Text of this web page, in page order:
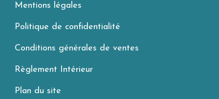
Mentions légales
Politique de confidentialité
Conditions générales de ventes
Règlement Intérieur
Plan du site